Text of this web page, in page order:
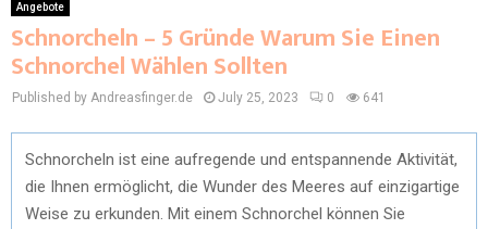
Angebote
Schnorcheln – 5 Gründe Warum Sie Einen
Schnorchel Wählen Sollten
Published by Andreasfinger.de July 25, 2023 0 641
Schnorcheln ist eine aufregende und entspannende Aktivität,
die Ihnen ermöglicht, die Wunder des Meeres auf einzigartige
Weise zu erkunden. Mit einem Schnorchel können Sie